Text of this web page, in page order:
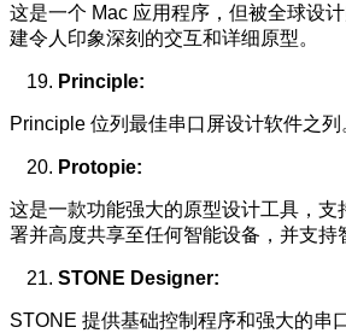
这是一个 Mac 应用程序，但被全球设
建令人印象深刻的交互和详细原型。
Principle:
Principle 位列最佳串口屏设计软件之
Protopie:
这是一款功能强大的原型设计工具，
署并高度共享至任何智能设备，并支持
STONE Designer:
STONE 提供基础控制程序和强大的串